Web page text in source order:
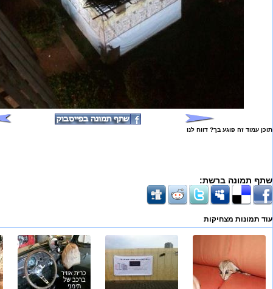
תוכן עמוד זה פוגע בך? דווח לנו
שתף תמונה ברשת:
עוד תמונות מצחיקות